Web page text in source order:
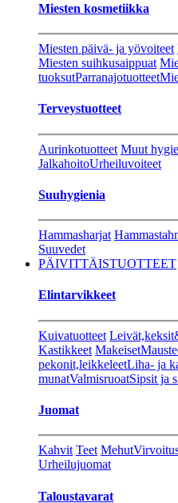
Miesten kosmetiikka
Miesten päivä- ja yövoiteet
Miesten suihkusaippuat
tuoksutParranajotuotteet
Terveystuotteet
Aurinkotuotteet Muut
JalkahoitoUrheiluvoiteet
Suuhygienia
Hammasharjat
Suuvedet
PÄIVITTÄISTUOTTEET
Elintarvikkeet
Kuivatuotteet
Kastikkeet Makeiset
pekonit,leikkeleetLiha- ja
munatValmisruoatSipsit ja
Juomat
Kahvit Teet Mehut
Urheilujuomat
Taloustavarat